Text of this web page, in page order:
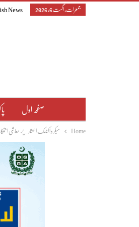
جمعرات, اگست 6, 2026 News
صفحہ اول
Home میکرو اکنامک اعشاریے معاشی